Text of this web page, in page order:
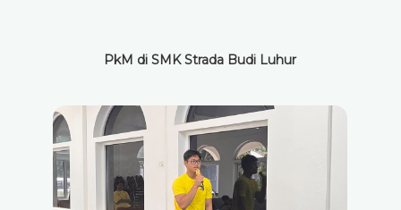
PkM di SMK Strada Budi Luhur